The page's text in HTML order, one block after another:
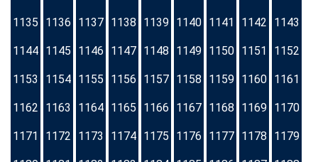
1135 1136 1137 1138 1139 1140 1141 1142 1143
1144 1145 1146 1147 1148 1149 1150 1151 1152
1153 1154 1155 1156 1157 1158 1159 1160 1161
1162 1163 1164 1165 1166 1167 1168 1169 1170
1171 1172 1173 1174 1175 1176 1177 1178 1179